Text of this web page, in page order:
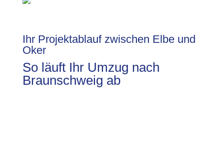
Ihr Projektablauf zwischen Elbe und
Oker
So läuft Ihr Umzug nach
Braunschweig ab